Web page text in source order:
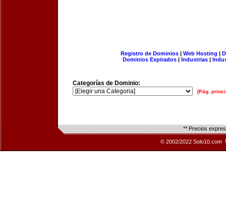
Registro de Dominios| Web Hosting |
Dominios Expirados | Industrias |
Categorías de Dominio:
[Pág.
** Precios
© 2002/2022 Solo10.com